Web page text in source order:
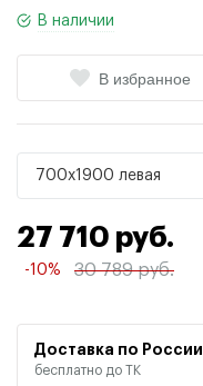
В наличии
В избранное
700х1900 левая
27 710 руб.
-10% 30 789 руб.
Доставка по России
бесплатно до ТК